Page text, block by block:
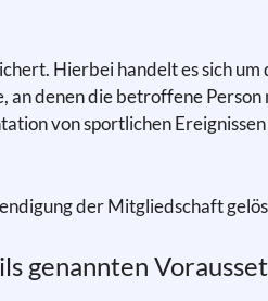
Hierbei handelt es sich
an denen die betroffene
von sportlichen
der Mitgliedschaft
genannten